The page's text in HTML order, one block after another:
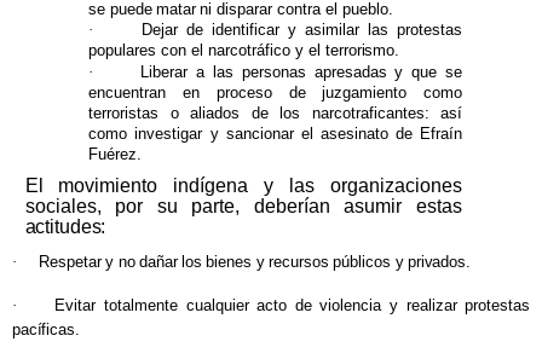
se puede matar ni disparar contra el pueblo.
·
Dejar de identificar y asimilar las protestas
populares con el narcotráfico y elterrorismo.
·
Liberar a las personas apresadas y que se
encuentran en proceso de juzgamiento como
terroristas o aliados de los narcotraficantes: así
como investigar y sancionar el asesinato de Efraín
Fuérez.
El movimiento indígena y las organizaciones
sociales, por su parte, deberían asumir estas
actitudes:
· Respetar y no dañar los bienes y recursos públicos y privados.
· Evitar totalmente cualquier acto de violencia y realizar protestas
pacíficas.